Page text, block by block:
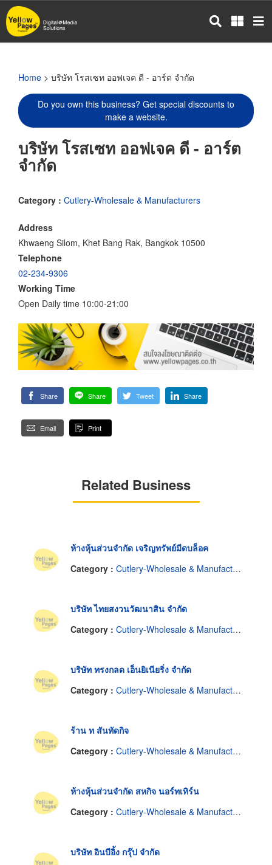
Skip
to
main
Home > บริษัท โรสเซท ออฟเจค ดี - อาร์ต จำกัด
Do you own this business? Get special discounts to
make a website.
บริษัท โรสเซท ออฟเจค ดี - อาร์ต
จำกัด
Category : Cutlery-Wholesale & Manufacturers
Address
Khwaeng Silom, Khet Bang Rak, Bangkok 10500
Telephone
02-234-9306
Working Time
Open Daily time 10:00-21:00
Share Share Tweet Share
Email Print
Related Business
ห้างหุ้นส่วนจำกัด เจริญทรัพย์มีดบล็อค
Category : Cutlery-Wholesale & Manufacturers
บริษัท ไทยสงวนวัฒนาสิน จำกัด
Category : Cutlery-Wholesale & Manufacturers
บริษัท ทรงกลด เอ็นยิเนียริ่ง จำกัด
Category : Cutlery-Wholesale & Manufacturers
ร้าน ท สันทัดกิจ
Category : Cutlery-Wholesale & Manufacturers
ห้างหุ้นส่วนจำกัด สหกิจ นอร์ทเทิร์น
Category : Cutlery-Wholesale & Manufacturers
บริษัท อินบีอิ้ง กรุ๊ป จำกัด